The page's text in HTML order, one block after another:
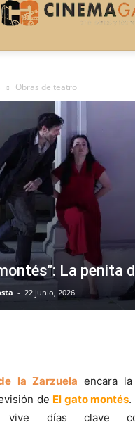
Obras de teatro
La penita
- 22 junio, 2026
la Zarzuela encara
de El gato montés.
vive días clave